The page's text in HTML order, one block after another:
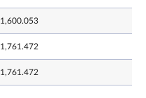
1,600.053
1,761.472
1,761.472